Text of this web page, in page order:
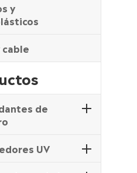
y
cable
de
UV